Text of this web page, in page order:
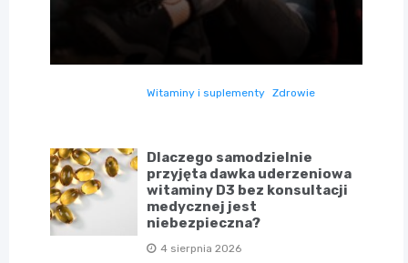
Witaminy i suplementy Zdrowie
Dlaczego samodzielnie
przyjęta dawka uderzeniowa
witaminy D3 bez konsultacji
medycznej jest
niebezpieczna?
4 sierpnia 2026